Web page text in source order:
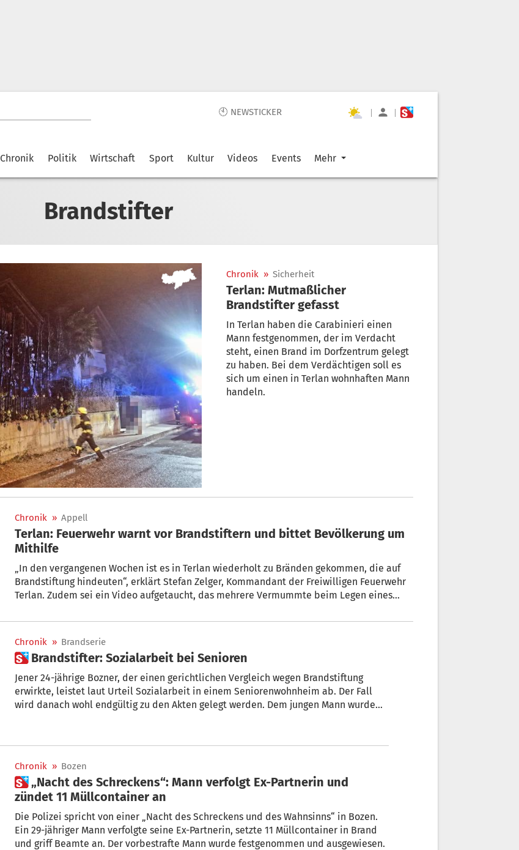
🕙 NEWSTICKER | |
Chronik Politik Wirtschaft Sport Kultur Videos Events Mehr
Brandstifter
Chronik » Sicherheit
Terlan: Mutmaßlicher
Brandstifter gefasst
In Terlan haben die Carabinieri einen
Mann festgenommen, der im Verdacht
steht, einen Brand im Dorfzentrum gelegt
zu haben. Bei dem Verdächtigen soll es
sich um einen in Terlan wohnhaften Mann
handeln.
Chronik » Appell
Terlan: Feuerwehr warnt vor Brandstiftern und bittet Bevölkerung um
Mithilfe
„In den vergangenen Wochen ist es in Terlan wiederholt zu Bränden gekommen, die auf
Brandstiftung hindeuten“, erklärt Stefan Zelger, Kommandant der Freiwilligen Feuerwehr
Terlan. Zudem sei ein Video aufgetaucht, das mehrere Vermummte beim Legen eines
sein.
Chronik » Brandserie
 Brandstifter: Sozialarbeit bei Senioren
Jener 24-jährige Bozner, der einen gerichtlichen Vergleich wegen Brandstiftung
erwirkte, leistet laut Urteil Sozialarbeit in einem Seniorenwohnheim ab. Der Fall
wird danach wohl endgültig zu den Akten gelegt werden. Dem jungen Mann wurde
Chronik » Bozen
 „Nacht des Schreckens“: Mann verfolgt Ex-Partnerin und
zündet 11 Müllcontainer an
Die Polizei spricht von einer „Nacht des Schreckens und des Wahnsinns“ in Bozen.
Ein 29-jähriger Mann verfolgte seine Ex-Partnerin, setzte 11 Müllcontainer in Brand
und griff Beamte an. Der vorbestrafte Mann wurde festgenommen und ausgewiesen.